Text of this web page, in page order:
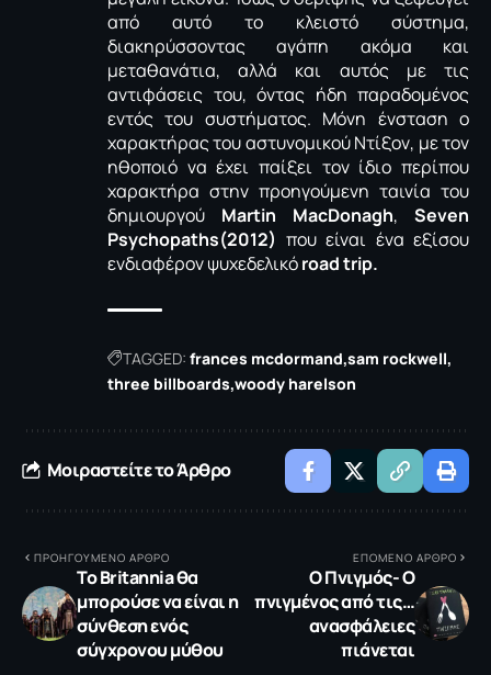
από αυτό το κλειστό σύστημα,
διακηρύσσοντας αγάπη ακόμα και
μεταθανάτια, αλλά και αυτός με τις
αντιφάσεις του, όντας ήδη παραδομένος
εντός του συστήματος. Μόνη ένσταση ο
χαρακτήρας του αστυνομικού Ντίξον, με τον
ηθοποιό να έχει παίξει τον ίδιο περίπου
χαρακτήρα στην προηγούμενη ταινία του
δημιουργού Martin MacDonagh, Seven
Psychopaths(2012) που είναι ένα εξίσου
ενδιαφέρον ψυχεδελικόroad trip.
TAGGED: frances mcdormand sam rockwell
three billboards woody harelson
Μοιραστείτε το Άρθρο
ΠΡΟΗΓΟΥΜΕΝΟ ΑΡΘΡΟ
Το Britannia θα
μπορούσε να είναι η
σύνθεση ενός
σύγχρονου μύθου
ΕΠΟΜΕΝΟ ΑΡΘΡΟ
O Πνιγμός- Ο
πνιγμένος από τις…
ανασφάλειες
πιάνεται